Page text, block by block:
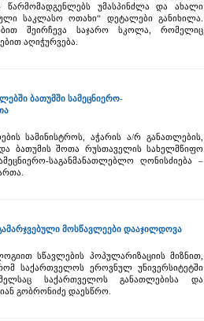
წარმომადგენლებს უმასპინძლა და ახალი
საკლასო ოთახი“ დეტალები განიხილა.
შეირჩევა საჯარო სკოლა, რომელიც
აღიჭურვება.
ბათუმში სამეცნიერო-
სამინისტროს, აჭარის ა/რ განათლების,
ბათუმის შოთა რუსთაველის სახელმწიფო
საგანმანათლებლო ღონისძიება –
მოსწავლეები დააჯილდოვა
სწავლების პოპულარიზაციის მიზნით,
საქართველოს ეროვნულ უნივერსიტეტში
საქართველოს განათლებისა და
გობრონიძე დაესწრო.